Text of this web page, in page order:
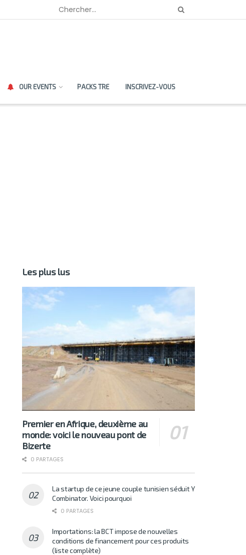
OUR EVENTS PACKS TRE INSCRIVEZ-VOUS
Les plus lus
Premier en Afrique, deuxième au
monde: voici le nouveau pont de
Bizerte
0 PARTAGES
La startup de ce jeune couple tunisien séduit Y
Combinator. Voici pourquoi
0 PARTAGES
Importations: la BCT impose de nouvelles
conditions de financement pour ces produits
(liste complète)